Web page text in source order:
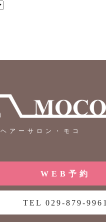
ヘアーサロン・モコ
WEB予約
TEL 029-879-9961